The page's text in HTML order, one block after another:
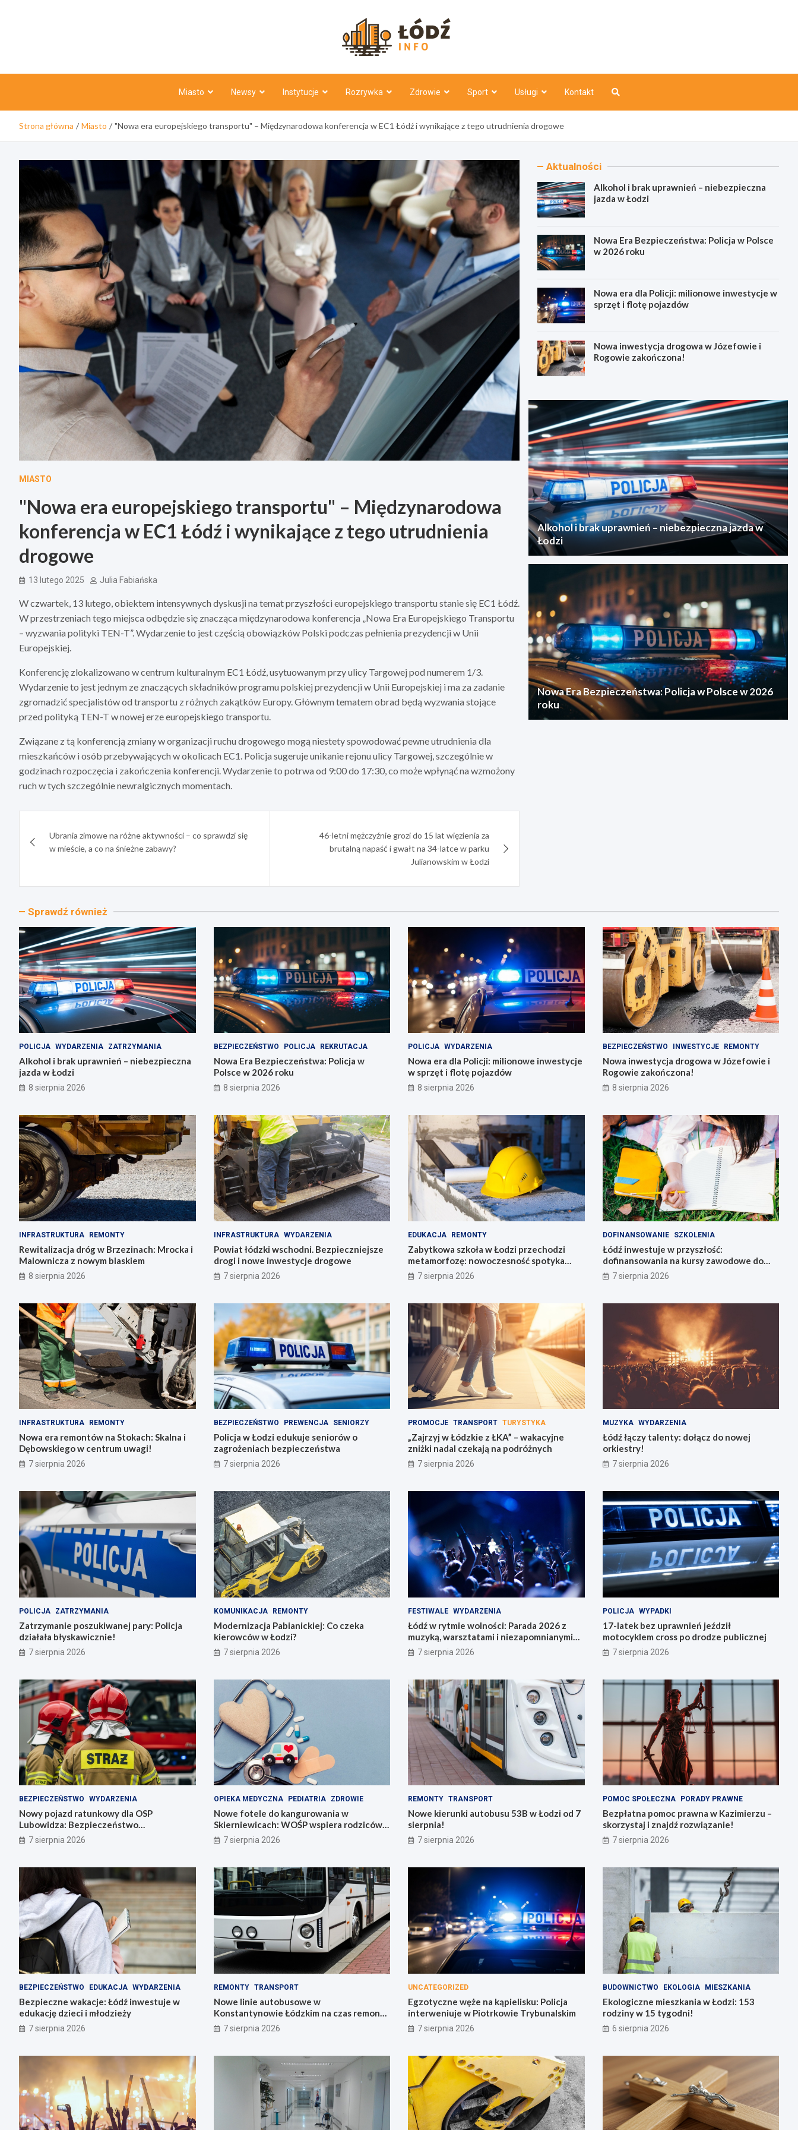
Miasto Newsy Instytucje Rozrywka Zdrowie Sport Usługi Kontakt
Strona główna Miasto "Nowa era europejskiego transportu" – Międzynarodowa konferencja w EC1 Łódź i wynikające z tego utrudnienia drogowe
MIASTO
"Nowa era europejskiego transportu" – Międzynarodowa
konferencja w EC1 Łódź i wynikające z tego utrudnienia
drogowe
13 lutego 2025 Julia Fabiańska
W czwartek, 13 lutego, obiektem intensywnych dyskusji na temat przyszłości europejskiego transportu stanie się EC1 Łódź.
W przestrzeniach tego miejsca odbędzie się znacząca międzynarodowa konferencja „Nowa Era Europejskiego Transportu
– wyzwania polityki TEN-T”. Wydarzenie to jest częścią obowiązków Polski podczas pełnienia prezydencji w Unii
Europejskiej.
Konferencję zlokalizowano w centrum kulturalnym EC1 Łódź, usytuowanym przy ulicy Targowej pod numerem 1/3.
Wydarzenie to jest jednym ze znaczących składników programu polskiej prezydencji w Unii Europejskiej i ma za zadanie
zgromadzić specjalistów od transportu z różnych zakątków Europy. Głównym tematem obrad będą wyzwania stojące
przed polityką TEN-T w nowej erze europejskiego transportu.
Związane z tą konferencją zmiany w organizacji ruchu drogowego mogą niestety spowodować pewne utrudnienia dla
mieszkańców i osób przebywających w okolicach EC1. Policja sugeruje unikanie rejonu ulicy Targowej, szczególnie w
godzinach rozpoczęcia i zakończenia konferencji. Wydarzenie to potrwa od 9:00 do 17:30, co może wpłynąć na wzmożony
ruch w tych szczególnie newralgicznych momentach.
wpisuUbrania zimowe na różne aktywności – co sprawdzi się
w mieście, a co na śnieżne zabawy?
46-letni mężczyźnie grozi do 15 lat więzienia za
brutalną napaść i gwałt na 34-latce w parku
Julianowskim w Łodzi
Aktualności
Alkohol i brak uprawnień – niebezpieczna
jazda w Łodzi
Nowa Era Bezpieczeństwa: Policja w Polsce
w 2026 roku
Nowa era dla Policji: milionowe inwestycje w
sprzęt i flotę pojazdów
Nowa inwestycja drogowa w Józefowie i
Rogowie zakończona!
Alkohol i brak uprawnień – niebezpieczna jazda w
Łodzi
Nowa Era Bezpieczeństwa: Policja w Polsce w 2026
roku
Sprawdź również
POLICJA WYDARZENIA ZATRZYMANIA
Alkohol i brak uprawnień – niebezpieczna
jazda w Łodzi
8 sierpnia 2026
BEZPIECZEŃSTWO POLICJA REKRUTACJA
Nowa Era Bezpieczeństwa: Policja w
Polsce w 2026 roku
8 sierpnia 2026
POLICJA WYDARZENIA
Nowa era dla Policji: milionowe inwestycje
w sprzęt i flotę pojazdów
8 sierpnia 2026
BEZPIECZEŃSTWO INWESTYCJE REMONTY
Nowa inwestycja drogowa w Józefowie i
Rogowie zakończona!
8 sierpnia 2026
INFRASTRUKTURA REMONTY
Rewitalizacja dróg w Brzezinach: Mrocka i
Malownicza z nowym blaskiem
8 sierpnia 2026
INFRASTRUKTURA WYDARZENIA
Powiat łódzki wschodni. Bezpieczniejsze
drogi i nowe inwestycje drogowe
7 sierpnia 2026
EDUKACJA REMONTY
Zabytkowa szkoła w Łodzi przechodzi
metamorfozę: nowoczesność spotyka
historię
7 sierpnia 2026
DOFINANSOWANIE SZKOLENIA
Łódź inwestuje w przyszłość:
dofinansowania na kursy zawodowe do
6800 zł!
7 sierpnia 2026
INFRASTRUKTURA REMONTY
Nowa era remontów na Stokach: Skalna i
Dębowskiego w centrum uwagi!
7 sierpnia 2026
BEZPIECZEŃSTWO PREWENCJA SENIORZY
Policja w Łodzi edukuje seniorów o
zagrożeniach bezpieczeństwa
7 sierpnia 2026
PROMOCJE TRANSPORT TURYSTYKA
„Zajrzyj w Łódzkie z ŁKA” – wakacyjne
zniżki nadal czekają na podróżnych
7 sierpnia 2026
MUZYKA WYDARZENIA
Łódź łączy talenty: dołącz do nowej
orkiestry!
7 sierpnia 2026
POLICJA ZATRZYMANIA
Zatrzymanie poszukiwanej pary: Policja
działała błyskawicznie!
7 sierpnia 2026
KOMUNIKACJA REMONTY
Modernizacja Pabianickiej: Co czeka
kierowców w Łodzi?
7 sierpnia 2026
FESTIWALE WYDARZENIA
Łódź w rytmie wolności: Parada 2026 z
muzyką, warsztatami i niezapomnianymi
przeżyciami!
7 sierpnia 2026
POLICJA WYPADKI
17-latek bez uprawnień jeździł
motocyklem cross po drodze publicznej
7 sierpnia 2026
BEZPIECZEŃSTWO WYDARZENIA
Nowy pojazd ratunkowy dla OSP
Lubowidza: Bezpieczeństwo
mieszkańców na wyższym poziomie
7 sierpnia 2026
OPIEKA MEDYCZNA PEDIATRIA ZDROWIE
Nowe fotele do kangurowania w
Skierniewicach: WOŚP wspiera rodziców i
noworodki
7 sierpnia 2026
REMONTY TRANSPORT
Nowe kierunki autobusu 53B w Łodzi od 7
sierpnia!
7 sierpnia 2026
POMOC SPOŁECZNA PORADY PRAWNE
Bezpłatna pomoc prawna w Kazimierzu –
skorzystaj i znajdź rozwiązanie!
7 sierpnia 2026
BEZPIECZEŃSTWO EDUKACJA WYDARZENIA
Bezpieczne wakacje: Łódź inwestuje w
edukację dzieci i młodzieży
7 sierpnia 2026
REMONTY TRANSPORT
Nowe linie autobusowe w
Konstantynowie Łódzkim na czas remontu
pl. Wolności
7 sierpnia 2026
UNCATEGORIZED
Egzotyczne węże na kąpielisku: Policja
interweniuje w Piotrkowie Trybunalskim
7 sierpnia 2026
BUDOWNICTWO EKOLOGIA MIESZKANIA
Ekologiczne mieszkania w Łodzi: 153
rodziny w 15 tygodni!
6 sierpnia 2026